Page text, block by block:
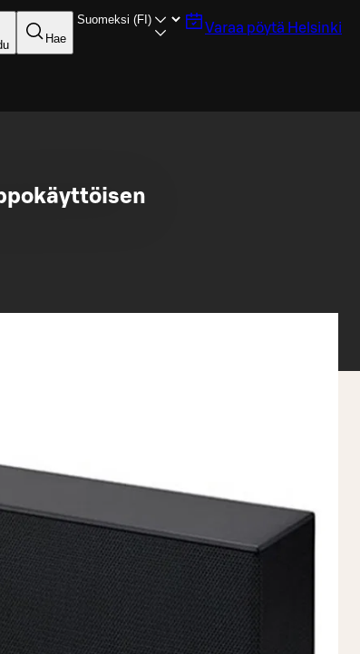
Hae
Varaa pöytä Helsinki